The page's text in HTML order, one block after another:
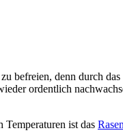
befreien, denn durch
ordentlich
Temperaturen ist das